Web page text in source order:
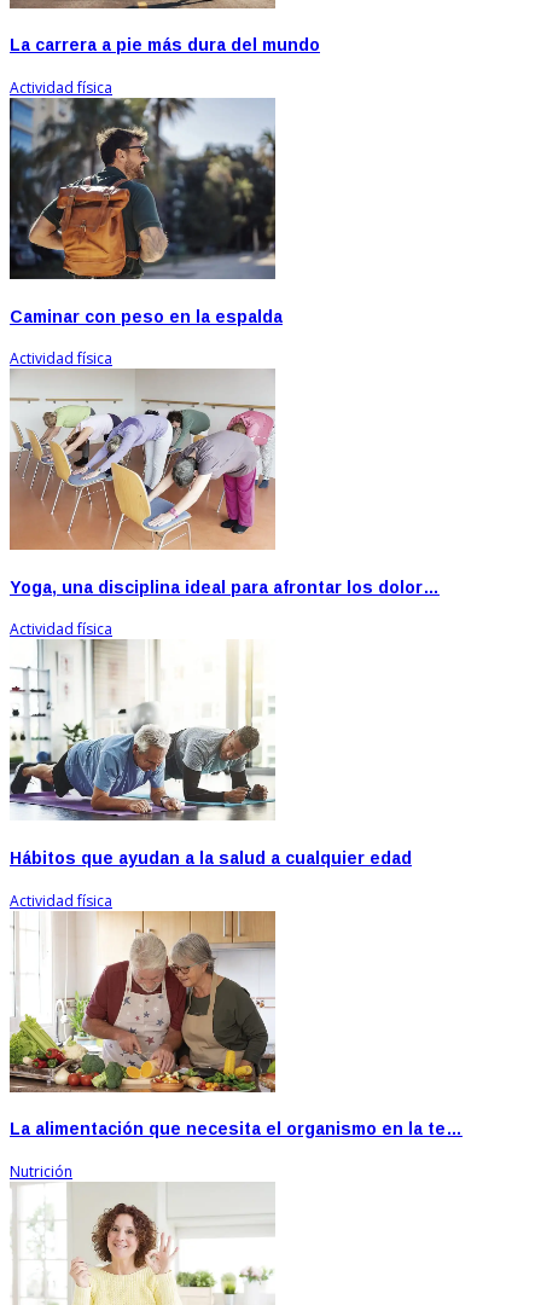
La carrera a pie más dura del mundo
Actividad física
Caminar con peso en la espalda
Actividad física
Yoga, una disciplina ideal para afrontar los dolor…
Actividad física
Hábitos que ayudan a la salud a cualquier edad
Actividad física
La alimentación que necesita el organismo en la te…
Nutrición